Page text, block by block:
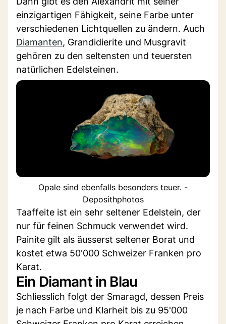
einzigartigen Fähigkeit, seine Farbe unter
verschiedenen Lichtquellen zu ändern. Auch
Diamanten, Grandidierite und Musgravit
gehören zu den seltensten und teuersten
natürlichen Edelsteinen.
Opale sind ebenfalls besonders teuer. -
Deposithphotos
Taaffeite ist ein sehr seltener Edelstein, der
nur für feinen Schmuck verwendet wird.
Painite gilt als äusserst seltener Borat und
kostet etwa 50'000 Schweizer Franken pro
Karat.
Ein Diamant in Blau
Schliesslich folgt der Smaragd, dessen Preis
je nach Farbe und Klarheit bis zu 95'000